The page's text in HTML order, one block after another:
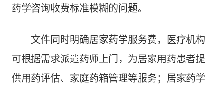
药学咨询收费标准模糊的问题。
文件同时明确居家药学服务费，医疗机构
可根据需求派遣药师上门，为居家用药患者提
供用药评估、家庭药箱管理等服务；居家药学